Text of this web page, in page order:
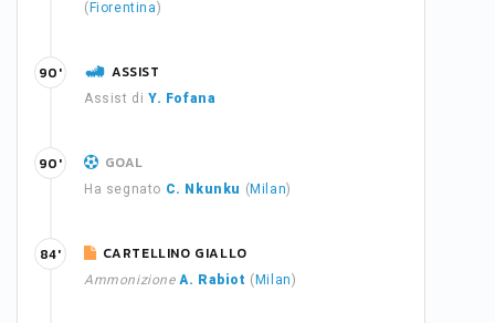
( Fiorentina)
ASSIST
Assist di Y. Fofana
90'
GOAL
Ha segnato C. Nkunku ( Milan)
90'
CARTELLINO GIALLO
Ammonizione A. Rabiot ( Milan)
84'